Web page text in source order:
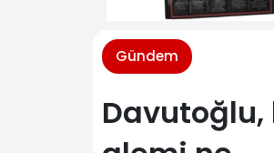
Gündem